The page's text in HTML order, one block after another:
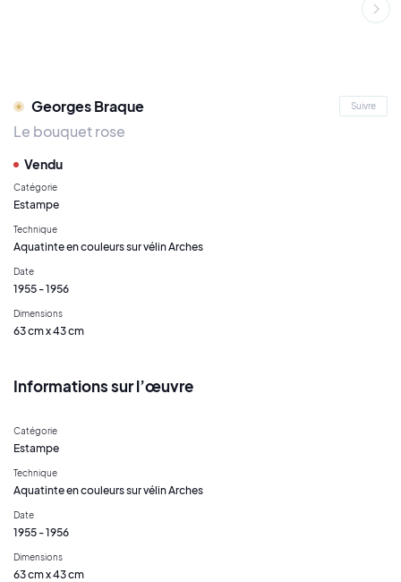
Georges Braque Suivre
Le bouquet rose
Vendu
Catégorie
Estampe
Technique
Aquatinte en couleurs sur vélin Arches
Date
1955 - 1956
Dimensions
63 cm x 43 cm
Informations sur l’œuvre
Catégorie
Estampe
Technique
Aquatinte en couleurs sur vélin Arches
Date
1955 - 1956
Dimensions
63 cm x 43 cm